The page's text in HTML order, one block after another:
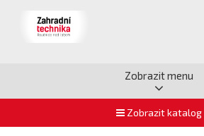
Zobrazit menu
Zobrazit katalog